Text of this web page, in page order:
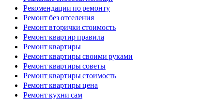
Рекомендации по ремонту
Ремонт без отселения
Ремонт вторички стоимость
Ремонт квартир правила
Ремонт квартиры
Ремонт квартиры своими руками
Ремонт квартиры советы
Ремонт квартиры стоимость
Ремонт квартиры цена
Ремонт кухни сам